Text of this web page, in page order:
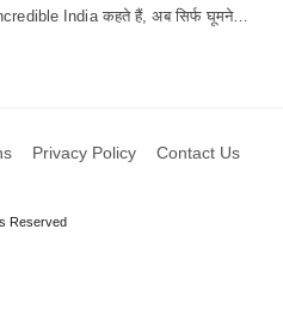
India कहते हैं, अब सिर्फ घूमने…
Privacy Policy Contact Us
Reserved